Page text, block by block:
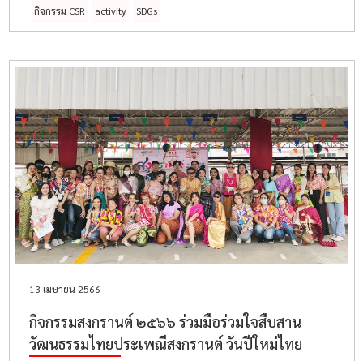
โดยจัดกิจกรรมปลูกป่า เพื่อเป็นส่วนหนึ่งในการอนุรักษ์
ธรรมชาติ และรักษาความอุดมสมบูรณ์ของทะเล
กิจกรรม CSR activity SDGs
13 เมษายน 2566
กิจกรรมสงกรานต์ ๒๕๖๖ ร่วมมือร่วมใจสืบสาน
วัฒนธรรมไทยประเพณีสงกรานต์ วันปีใหม่ไทย